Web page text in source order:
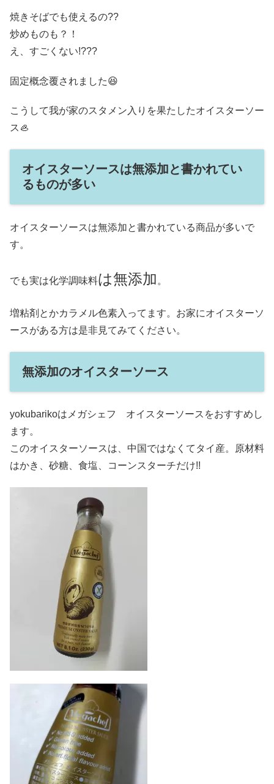
焼きそばでも使えるの??
炒めものも？！
え、すごくない!???
固定概念覆されました😆
こうして我が家のスタメン入りを果たしたオイスターソー
ス🦪
オイスターソースは無添加と書かれてい
るものが多い
オイスターソースは無添加と書かれている商品が多いで
す。
でも実は化学調味料は無添加。
増粘剤とかカラメル色素入ってます。お家にオイスターソ
ースがある方は是非見てみてください。
無添加のオイスターソース
yokubarikoはメガシェフ オイスターソースをおすすめし
ます。
このオイスターソースは、中国ではなくてタイ産。原材料
はかき、砂糖、食塩、コーンスターチだけ!!